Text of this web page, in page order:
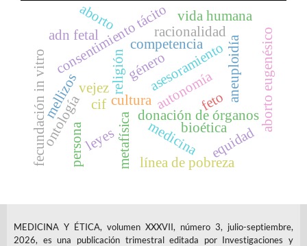
género
religión
cultura
vejez
donación de órganos
consentimiento tácito
autonomía
competencia
cif
asesoramientoaneuploidía
adn fetal
metafísica
ontología
aborto racionalidad
mellizos
vida humana
medicina
leyes
línea de pobreza
persona bioéticaequidad
fecundación in vitro feto aborto eugenésico
MEDICINA Y ÉTICA, volumen XXXVII, número 3, julio-septiembre,
2026, es una publicación trimestral editada por Investigaciones y